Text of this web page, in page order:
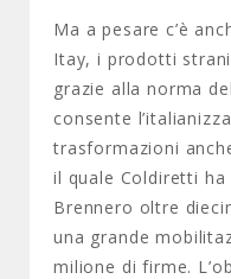
Ma a pesare c’è
Itay, i prodotti
grazie alla norma
consente
trasformazioni
il quale Coldiretti
Brennero oltre
una grande
milione di firme.